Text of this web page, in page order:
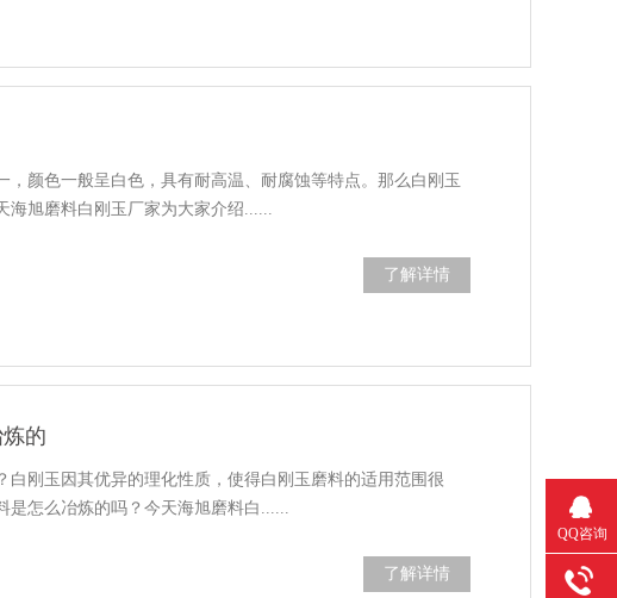
，颜色一般呈白色，具有耐高温、耐腐蚀等特点。那么白刚玉
海旭磨料白刚玉厂家为大家介绍......
了解详情
的
白刚玉因其优异的理化性质，使得白刚玉磨料的适用范围很
是怎么冶炼的吗？今天海旭磨料白......
了解详情
QQ咨询